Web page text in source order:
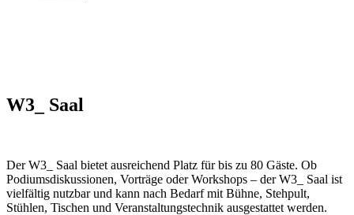
W3_ Saal
Der W3_ Saal bietet ausreichend Platz für bis zu 80 Gäste. Ob
Podiumsdiskussionen, Vorträge oder Workshops – der W3_ Saal ist
vielfältig nutzbar und kann nach Bedarf mit Bühne, Stehpult,
Stühlen, Tischen und Veranstaltungstechnik ausgestattet werden.